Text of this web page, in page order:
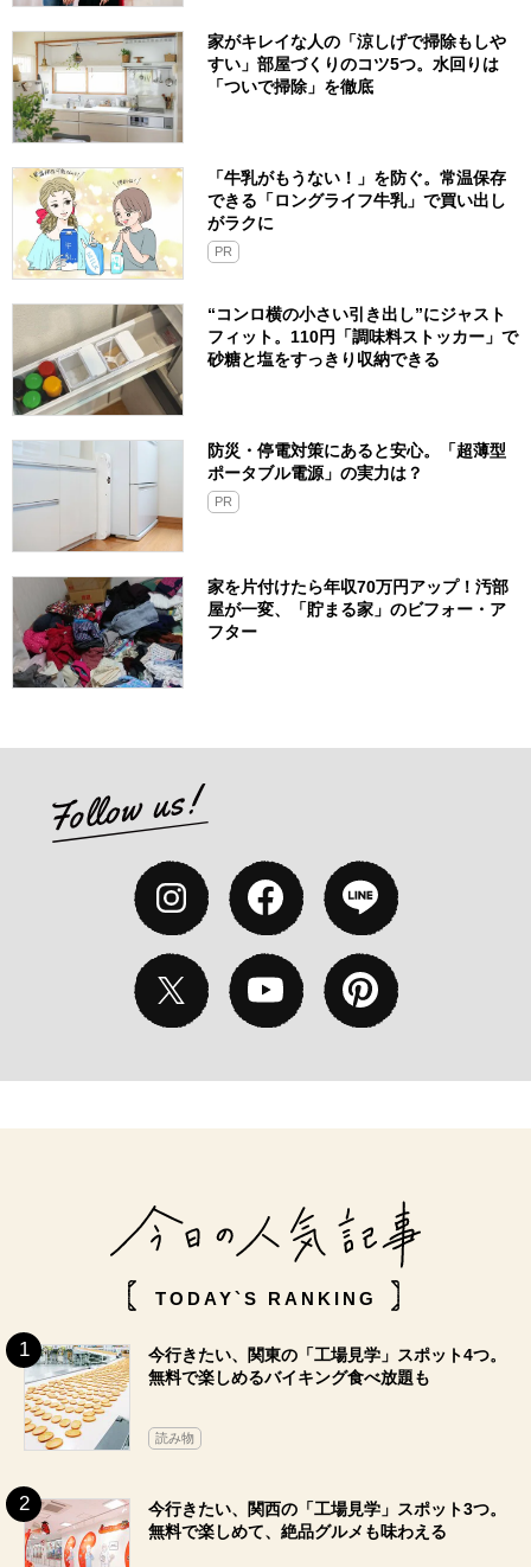
家がキレイな人の「涼しげで掃除もしや
すい」部屋づくりのコツ5つ。水回りは
「ついで掃除」を徹底
「牛乳がもうない！」を防ぐ。常温保存
できる「ロングライフ牛乳」で買い出し
がラクに
PR
“コンロ横の小さい引き出し”にジャスト
フィット。110円「調味料ストッカー」で
砂糖と塩をすっきり収納できる
防災・停電対策にあると安心。「超薄型
ポータブル電源」の実力は？​
PR
家を片付けたら年収70万円アップ！汚部
屋が一変、「貯まる家」のビフォー・ア
フター
TODAY`S RANKING
今行きたい、関東の「工場見学」スポット4つ。
無料で楽しめるバイキング食べ放題も
読み物
今行きたい、関西の「工場見学」スポット3つ。
無料で楽しめて、絶品グルメも味わえる